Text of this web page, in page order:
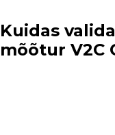
Kuidas
mõõtur V2C